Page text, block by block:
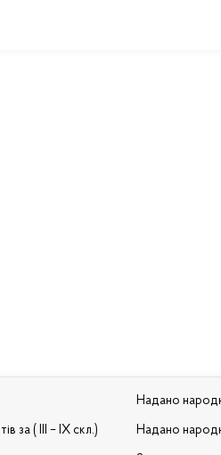
за ( III – IX скл.)
Надано
Надано